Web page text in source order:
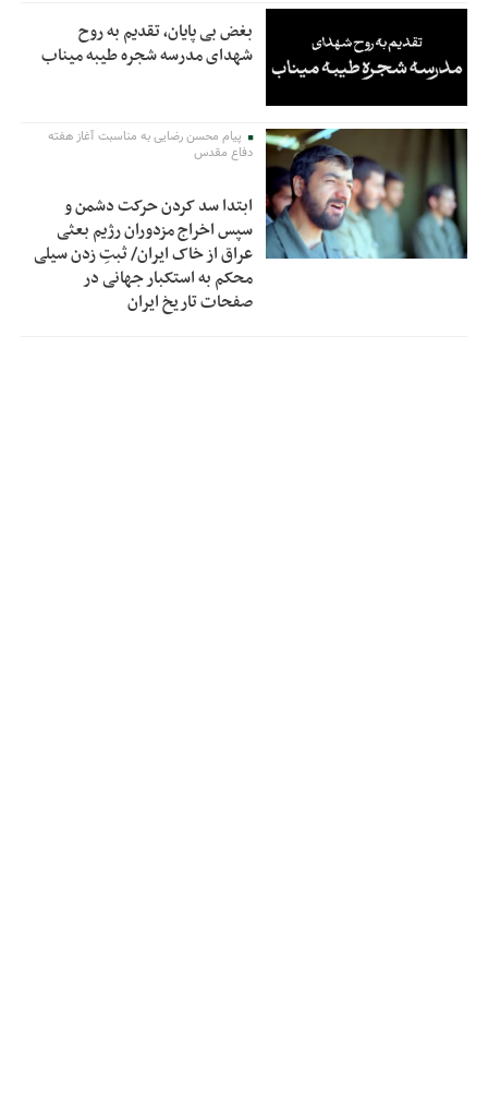
بغض بی پایان، تقدیم به روح
شهدای مدرسه شجره طیبه میناب
پیام محسن رضایی به مناسبت آغاز هفته
دفاع مقدس
ابتدا سد کردن حرکت دشمن و
سپس اخراج مزدوران رژیم بعثی
عراق از خاک ایران/ ثبتِ زدن سیلی
محکم به استکبار جهانی در
صفحات تاریخ ایران